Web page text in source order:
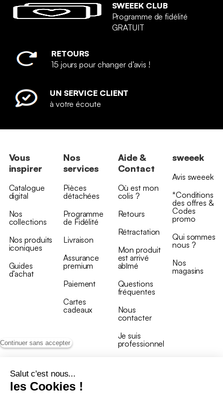
Continuer sans accepter
Salut c'est nous...
les Cookies !
SWEEEK CLUB
Programme de fidélité
GRATUIT
RETOURS
15 jours pour changer d’avis !
UN SERVICE CLIENT
à votre écoute
Vous
inspirer
Catalogue
digital
Nos
collections
Nos produits
iconiques
Guides
d’achat
Nos
services
Pièces
détachées
Programme
de Fidélité
Livraison
Assurance
premium
Paiement
Cartes
cadeaux
Aide &
Contact
Où est mon
colis ?
Retours
Rétractation
Mon produit
est arrivé
abîmé
Questions
fréquentes
Nous
contacter
Je suis
professionnel
sweeek
Avis sweeek
*Conditions
des offres &
Codes
promo
Qui sommes
nous ?
Nos
magasins